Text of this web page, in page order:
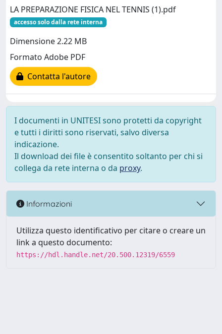
LA PREPARAZIONE FISICA NEL TENNIS (1).pdf
accesso solo dalla rete interna
Dimensione 2.22 MB
Formato Adobe PDF
Contatta l'autore
I documenti in UNITESI sono protetti da copyright
e tutti i diritti sono riservati, salvo diversa
indicazione.
Il download dei file è consentito soltanto per chi si
collega da rete interna o da proxy.
Informazioni
Utilizza questo identificativo per citare o creare un
link a questo documento:
https://hdl.handle.net/20.500.12319/6559